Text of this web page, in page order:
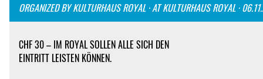
ORGANIZED BY KULTURHAUS ROYAL · AT KULTURHAUS ROYAL ·
CHF 30 – IM ROYAL SOLLEN ALLE SICH DEN
EINTRITT LEISTEN KÖNNEN.